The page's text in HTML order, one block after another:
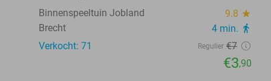
Binnenspeeltuin Jobland
9.8 star
Brecht 4 min. directions_walk
Verkocht: 71 Regulier €7
€3,90